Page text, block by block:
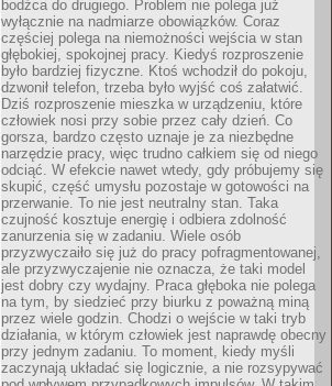
bodźca do drugiego. Problem nie polega już
wyłącznie na nadmiarze obowiązków. Coraz
częściej polega na niemożności wejścia w stan
głębokiej, spokojnej pracy. Kiedyś rozproszenie
było bardziej fizyczne. Ktoś wchodził do pokoju,
dzwonił telefon, trzeba było wyjść coś załatwić.
Dziś rozproszenie mieszka w urządzeniu, które
człowiek nosi przy sobie przez cały dzień. Co
gorsza, bardzo często uznaje je za niezbędne
narzędzie pracy, więc trudno całkiem się od niego
odciąć. W efekcie nawet wtedy, gdy próbujemy się
skupić, część umysłu pozostaje w gotowości na
przerwanie. To nie jest neutralny stan. Taka
czujność kosztuje energię i odbiera zdolność
zanurzenia się w zadaniu. Wiele osób
przyzwyczaiło się już do pracy pofragmentowanej,
ale przyzwyczajenie nie oznacza, że taki model
jest dobry czy wydajny. Praca głęboka nie polega
na tym, by siedzieć przy biurku z poważną miną
przez wiele godzin. Chodzi o wejście w taki tryb
działania, w którym człowiek jest naprawdę obecny
przy jednym zadaniu. To moment, kiedy myśli
zaczynają układać się logicznie, a nie rozsypywać